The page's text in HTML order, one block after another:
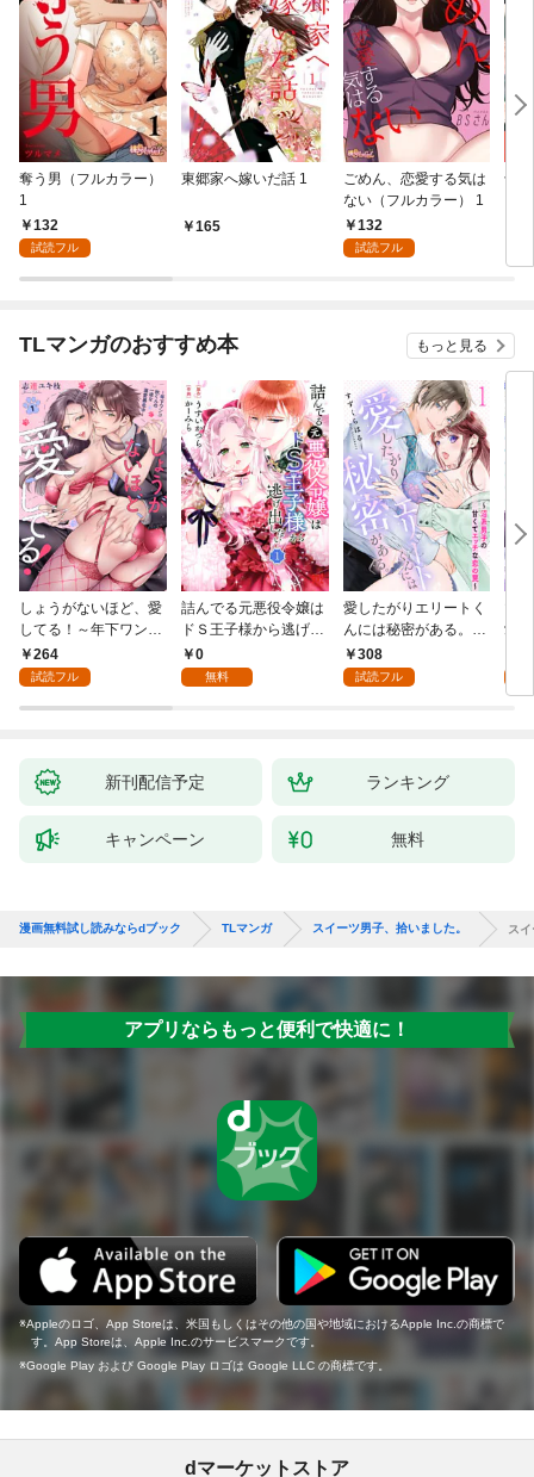
奪う男（フルカラー）
1
132
試読フル
東郷家へ嫁いだ話 1
165
ごめん、恋愛する気は
ない（フルカラー） 1
132
試読フル
十
TLマンガのおすすめ本 もっと見る
しょうがないほど、愛
してる！～年下ワンコ
秋くんの一途な溺愛暴
走中～1
264
試読フル
詰んでる元悪役令嬢は
ドＳ王子様から逃げ出
したい 【分冊版】 1
0
無料
愛したがりエリートく
んには秘密がある。～
沼系男子の甘くてエッ
チな恋の罠～(1)
308
試読フル
愛
新刊配信予定 ランキング
キャンペーン 無料
漫画無料試し読みならdブック TLマンガ スイーツ男子、拾いました。 ス
アプリならもっと便利で快適に！
Appleのロゴ、App Storeは、米国もしくはその他の国や地域におけるApple Inc.の商標で
す。App Storeは、Apple Inc.のサービスマークです。
Google Play および Google Play ロゴは Google LLC の商標です。
dマーケットストア